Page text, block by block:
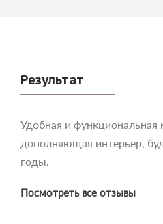
Результат
Удобная и функциональная
дополняющая интерьер,
годы.
Посмотреть все отзывы